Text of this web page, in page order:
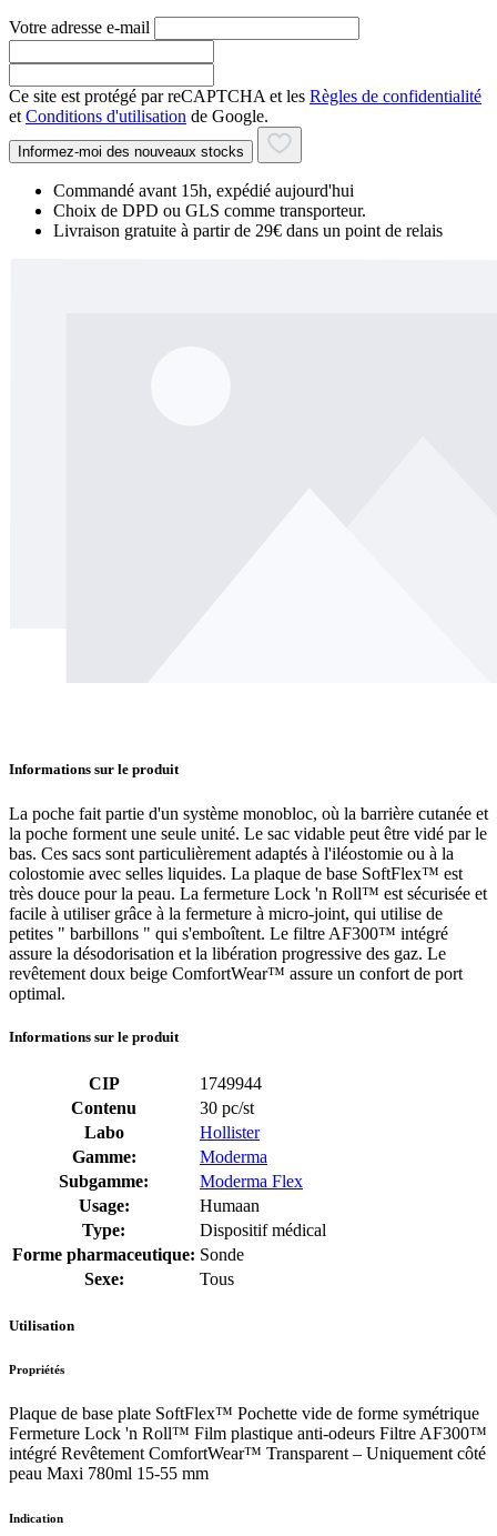
Votre adresse e-mail
Ce site est protégé par reCAPTCHA et les Règles de confidentialité
et Conditions d'utilisation de Google.
Informez-moi des nouveaux stocks
Commandé avant 15h, expédié aujourd'hui
Choix de DPD ou GLS comme transporteur.
Livraison gratuite à partir de 29€ dans un point de relais
Informations sur le produit
La poche fait partie d'un système monobloc, où la barrière cutanée et
la poche forment une seule unité. Le sac vidable peut être vidé par le
bas. Ces sacs sont particulièrement adaptés à l'iléostomie ou à la
colostomie avec selles liquides. La plaque de base SoftFlex™ est
très douce pour la peau. La fermeture Lock 'n Roll™ est sécurisée et
facile à utiliser grâce à la fermeture à micro-joint, qui utilise de
petites " barbillons " qui s'emboîtent. Le filtre AF300™ intégré
assure la désodorisation et la libération progressive des gaz. Le
revêtement doux beige ComfortWear™ assure un confort de port
optimal.
Informations sur le produit
CIP
1749944
Contenu
30 pc/st
Labo
Hollister
Gamme:
Moderma
Subgamme:
Moderma Flex
Usage:
Humaan
Type:
Dispositif médical
Forme pharmaceutique: Sonde
Sexe:
Tous
Utilisation
Propriétés
Plaque de base plate SoftFlex™ Pochette vide de forme symétrique
Fermeture Lock 'n Roll™ Film plastique anti-odeurs Filtre AF300™
intégré Revêtement ComfortWear™ Transparent – ​​Uniquement côté
peau Maxi 780ml 15-55 mm
Indication